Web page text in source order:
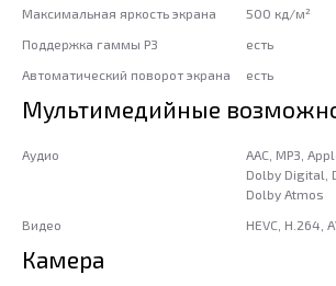
Максимальная яркость экрана
500 кд/м²
Поддержка гаммы P3
есть
Автоматический поворот экрана
есть
Мультимедийные
Аудио
AAC, MP3,
Dolby Digital,
Dolby Atmos
Видео
HEVC, H.264,
Камера